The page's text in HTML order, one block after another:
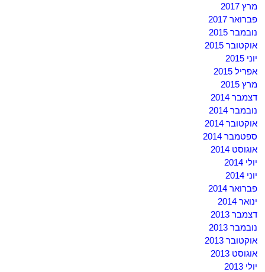
מרץ 2017
פברואר 2017
נובמבר 2015
אוקטובר 2015
יוני 2015
אפריל 2015
מרץ 2015
דצמבר 2014
נובמבר 2014
אוקטובר 2014
ספטמבר 2014
אוגוסט 2014
יולי 2014
יוני 2014
פברואר 2014
ינואר 2014
דצמבר 2013
נובמבר 2013
אוקטובר 2013
אוגוסט 2013
יולי 2013